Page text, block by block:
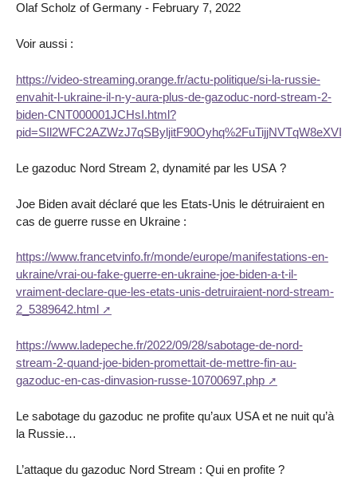
Olaf Scholz of Germany - February 7, 2022
Voir aussi :
https://video-streaming.orange.fr/actu-politique/si-la-russie-
envahit-l-ukraine-il-n-y-aura-plus-de-gazoduc-nord-stream-2-
biden-CNT000001JCHsI.html?
Le gazoduc Nord Stream 2, dynamité par les USA ?
Joe Biden avait déclaré que les Etats-Unis le détruiraient en
cas de guerre russe en Ukraine :
https://www.francetvinfo.fr/monde/europe/manifestations-en-
ukraine/vrai-ou-fake-guerre-en-ukraine-joe-biden-a-t-il-
vraiment-declare-que-les-etats-unis-detruiraient-nord-stream-
2_5389642.html
https://www.ladepeche.fr/2022/09/28/sabotage-de-nord-
stream-2-quand-joe-biden-promettait-de-mettre-fin-au-
gazoduc-en-cas-dinvasion-russe-10700697.php
Le sabotage du gazoduc ne profite qu’aux USA et ne nuit qu’à
la Russie…
L’attaque du gazoduc Nord Stream : Qui en profite ?